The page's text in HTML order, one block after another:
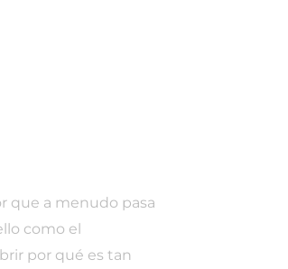
que a menudo pasa
como el
por qué es tan